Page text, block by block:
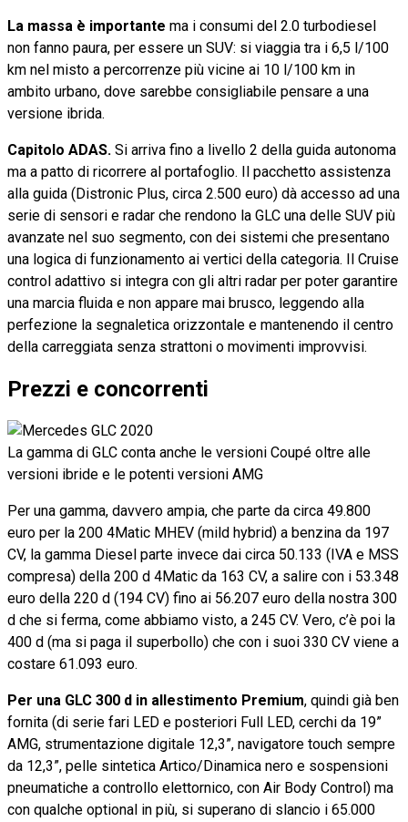
La massa è importante ma i consumi del 2.0 turbodiesel
non fanno paura, per essere un SUV: si viaggia tra i 6,5 l/100
km nel misto a percorrenze più vicine ai 10 l/100 km in
ambito urbano, dove sarebbe consigliabile pensare a una
versione ibrida.
Capitolo ADAS. Si arriva fino a livello 2 della guida autonoma
ma a patto di ricorrere al portafoglio. Il pacchetto assistenza
alla guida (Distronic Plus, circa 2.500 euro) dà accesso ad una
serie di sensori e radar che rendono la GLC una delle SUV più
avanzate nel suo segmento, con dei sistemi che presentano
una logica di funzionamento ai vertici della categoria. Il Cruise
control adattivo si integra con gli altri radar per poter garantire
una marcia fluida e non appare mai brusco, leggendo alla
perfezione la segnaletica orizzontale e mantenendo il centro
della carreggiata senza strattoni o movimenti improvvisi.
Prezzi e concorrenti
La gamma di GLC conta anche le versioni Coupé oltre alle
versioni ibride e le potenti versioni AMG
Per una gamma, davvero ampia, che parte da circa 49.800
euro per la 200 4Matic MHEV (mild hybrid) a benzina da 197
CV, la gamma Diesel parte invece dai circa 50.133 (IVA e MSS
compresa) della 200 d 4Matic da 163 CV, a salire con i 53.348
euro della 220 d (194 CV) fino ai 56.207 euro della nostra 300
d che si ferma, come abbiamo visto, a 245 CV. Vero, c’è poi la
400 d (ma si paga il superbollo) che con i suoi 330 CV viene a
costare 61.093 euro.
Per una GLC 300 d in allestimento Premium, quindi già ben
fornita (di serie fari LED e posteriori Full LED, cerchi da 19”
AMG, strumentazione digitale 12,3”, navigatore touch sempre
da 12,3”, pelle sintetica Artico/Dinamica nero e sospensioni
pneumatiche a controllo elettornico, con Air Body Control) ma
con qualche optional in più, si superano di slancio i 65.000